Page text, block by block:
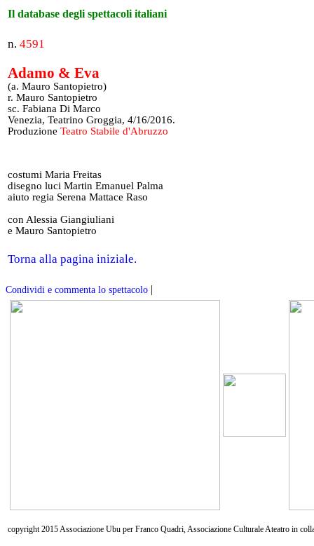
Il database degli spettacoli italiani
n. 4591
Adamo & Eva
(a. Mauro Santopietro)
r. Mauro Santopietro
sc. Fabiana Di Marco
Venezia, Teatrino Groggia, 4/16/2016.
Produzione Teatro Stabile d'Abruzzo
costumi Maria Freitas
disegno luci Martin Emanuel Palma
aiuto regia Serena Mattace Raso
con Alessia Giangiuliani
e Mauro Santopietro
Torna alla pagina iniziale.
Condividi e commenta lo spettacolo |
copyright 2015 Associazione Ubu per Franco Quadri, Associazione Culturale Ateatro in